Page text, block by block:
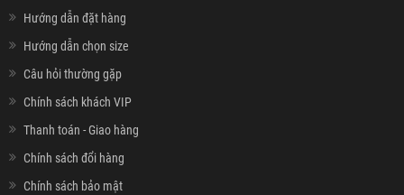
Hướng dẫn đặt hàng
Hướng dẫn chọn size
Câu hỏi thường gặp
Chính sách khách VIP
Thanh toán - Giao hàng
Chính sách đổi hàng
Chính sách bảo mật